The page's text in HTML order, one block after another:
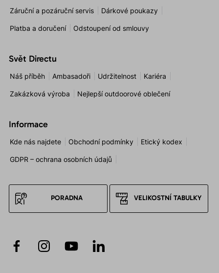
Záruční a pozáruční servis Dárkové poukazy
Platba a doručení Odstoupení od smlouvy
Svět Directu
Náš příběh Ambasadoři Udržitelnost Kariéra
Zakázková výroba Nejlepší outdoorové oblečení
Informace
Kde nás najdete Obchodní podmínky Etický kodex
GDPR – ochrana osobních údajů
PORADNA VELIKOSTNÍ TABULKY